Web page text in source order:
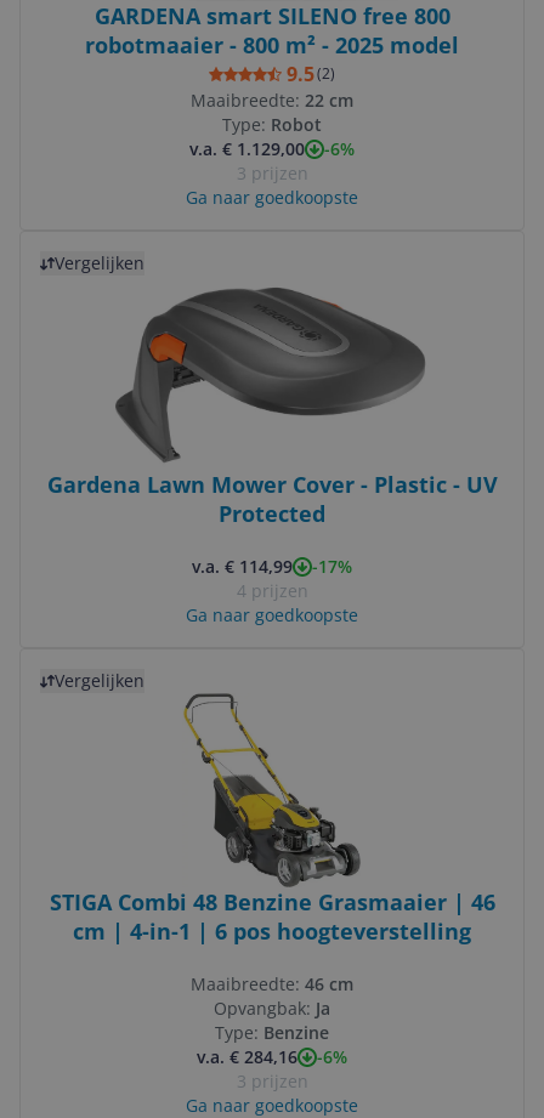
GARDENA smart SILENO free 800
robotmaaier - 800 m² - 2025 model
9.5(2)
Maaibreedte: 22 cm
Type: Robot
v.a. € 1.129,00
-6%
3 prijzen
Ga naar goedkoopste
Vergelijken
Gardena Lawn Mower Cover - Plastic - UV
Protected
v.a. € 114,99
-17%
4 prijzen
Ga naar goedkoopste
Vergelijken
STIGA Combi 48 Benzine Grasmaaier | 46
cm | 4-in-1 | 6 pos hoogteverstelling
Maaibreedte: 46 cm
Opvangbak: Ja
Type: Benzine
v.a. € 284,16
-6%
3 prijzen
Ga naar goedkoopste